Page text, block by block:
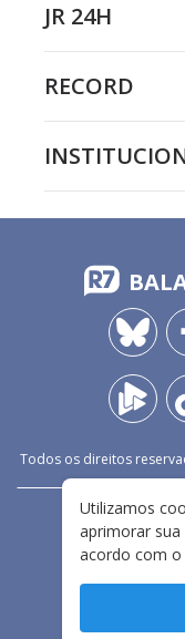
JR 24H
RECORD
Todos os direitos
Utilizamos
aprimorar sua
acordo com o